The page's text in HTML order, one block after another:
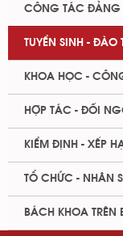
CÔNG TÁC ĐẢNG
TUYỂN SINH - ĐÀO
KHOA HỌC -
HỢP TÁC - ĐỐI
KIỂM ĐỊNH - XẾP
TỔ CHỨC - NHÂN
BÁCH KHOA TRÊN